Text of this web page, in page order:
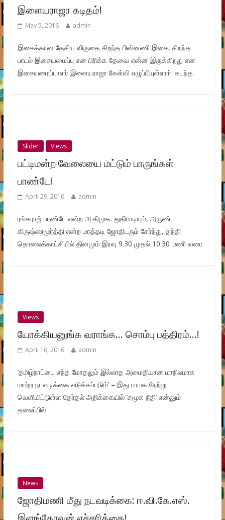
இளையராஜா கடிதம்!
May 5, 2016 admin
இசைக்கான தேசிய விருதை சிறந்த பின்னணி இசை, சிறந்த
பாடல் இசையமைப்பு என பிரிக்க தேவை என்ன இருக்கிறது என
இசையமைப்பாளர் இளையராஜா கேள்வி எழுப்பியுள்ளார். கடந்த
Slider Views
பட்டிமன்ற வேலையை மட்டும் பாருங்கள்
பாண்டே!
April 29, 2016 admin
ரங்கராஜ் பாண்டே என்ற அ.திமுக. துதிபாடியும், அருண்
கிருஷ்ணமூர்த்தி என்ற மரத்தடி ஜோதிடரும் சேர்ந்து, தந்தி
தொலைக்காட்சியில் தினமும் இரவு 9.30 முதல் 10.30 மணி வரை
Views
யோக்கியனுங்க வராங்க… சொம்பு பத்திரம்…!
April 16, 2016 admin
‘தமிழ்நாட்டை எந்த மோதலும் இல்லாத அமைதியான மாநிலமாக
மாற்ற நடவடிக்கை எடுக்கப்படும்’ – இது பாமக நேற்று
வெளியிட்டுள்ள தேர்தல் அறிக்கையில் ‘சமூக நீதி’ என்னும்
தலைப்பில்
News
ஜோதிமணி மீது நடவடிக்கை: ஈ.வி.கே.எஸ்.